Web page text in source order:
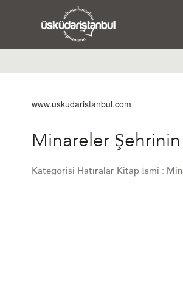
www.uskudaristanbul.com
Minareler Şehrinin
Kategorisi Hatıralar Kitap İsmi :